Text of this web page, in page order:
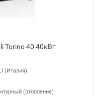
Torino 40 40кВт
(Италия)
(отопление)